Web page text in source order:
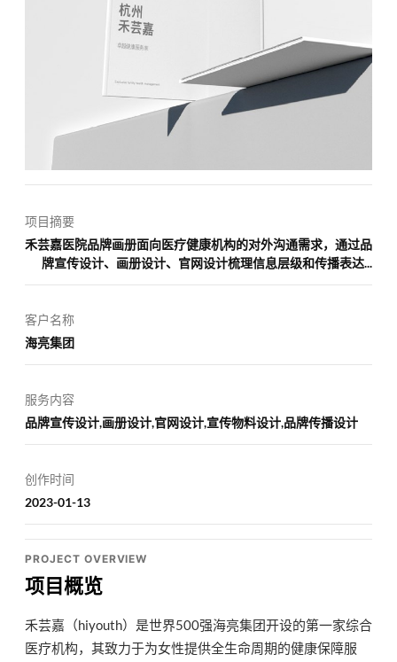
项目摘要
禾芸嘉医院品牌画册面向医疗健康机构的对外沟通需求，通过品
牌宣传设计、画册设计、官网设计梳理信息层级和传播表达...
客户名称
海亮集团
服务内容
品牌宣传设计,画册设计,官网设计,宣传物料设计,品牌传播设计
创作时间
2023-01-13
PROJECT OVERVIEW
项目概览
禾芸嘉（hiyouth）是世界500强海亮集团开设的第一家综合
医疗机构，其致力于为女性提供全生命周期的健康保障服